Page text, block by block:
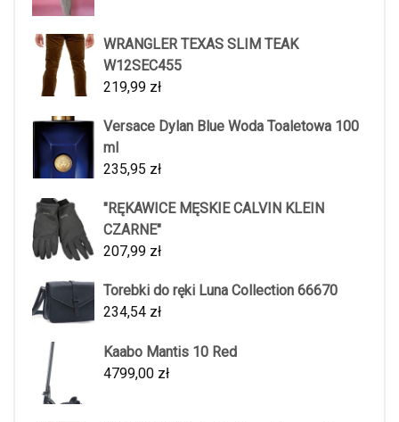
WRANGLER TEXAS SLIM TEAK
W12SEC455
219,99 zł
Versace Dylan Blue Woda Toaletowa 100
ml
235,95 zł
"RĘKAWICE MĘSKIE CALVIN KLEIN
CZARNE"
207,99 zł
Torebki do ręki Luna Collection 66670
234,54 zł
Kaabo Mantis 10 Red
4799,00 zł